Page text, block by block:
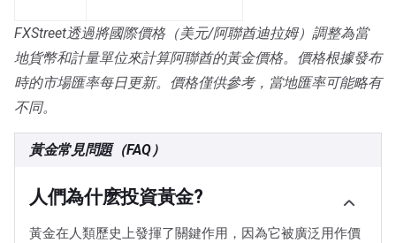
FXStreet透過將國際價格（美元/阿聯酋迪拉姆）調整為當
地貨幣和計量單位來計算阿聯酋的黃金價格。價格根據發布
時的市場匯率每日更新。價格僅供參考，當地匯率可能略有
不同。
黃金常見問題（FAQ）
人們為什麽投資黃金?
黃金在人類歷史上發揮了關鍵作用，因為它被廣泛用作價